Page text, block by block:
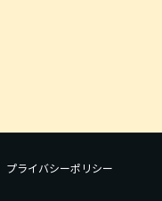
プライバシーポリシー